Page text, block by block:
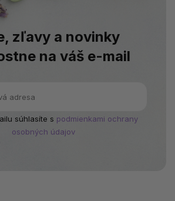
zľavy a novinky
na váš e-mail
súhlasíte s podmienkami ochrany
osobných údajov